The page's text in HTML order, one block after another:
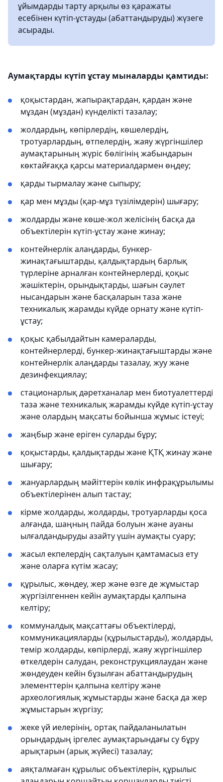
ұйымдарды тарту арқылы өз қаражаты
есебінен күтіп-ұстауды (абаттандыруды) жүзеге
асырады.
Аумақтарды күтіп ұстау мыналарды қамтиды:
қоқыстардан, жапырақтардан, қардан және
мұздан (мұздан) күнделікті тазалау;
жолдардың, көпірлердің, көшелердің,
тротуарлардың, өтпелердің, жаяу жүргіншілер
аумақтарының жүріс бөлігінің жабындарын
көктайғаққа қарсы материалдармен өңдеу;
қарды тырмалау және сыпыру;
қар мен мұзды (қар-мұз түзілімдерін) шығару;
жолдарды және көше-жол желісінің басқа да
объектілерін күтіп-ұстау және жинау;
контейнерлік алаңдарды, бункер-
жинақтағыштарды, қалдықтардың барлық
түрлеріне арналған контейнерлерді, қоқыс
жәшіктерін, орындықтарды, шағын сәулет
нысандарын және басқаларын таза және
техникалық жарамды күйде орнату және күтіп-
ұстау;
қоқыс қабылдайтын камераларды,
контейнерлерді, бункер-жинақтағыштарды және
контейнерлік алаңдарды тазалау, жуу және
дезинфекциялау;
стационарлық дәретханалар мен биотуалеттерді
таза және техникалық жарамды күйде күтіп-ұстау
және олардың мақсаты бойынша жұмыс істеуі;
жаңбыр және еріген суларды бұру;
қоқыстарды, қалдықтарды және ҚТҚ жинау және
шығару;
жануарлардың мәйіттерін көлік инфрақұрылымы
объектілерінен алып тастау;
кірме жолдарды, жолдарды, тротуарларды қоса
алғанда, шаңның пайда болуын және ауаны
ылғалдандыруды азайту үшін аумақты суару;
жасыл екпелердің сақталуын қамтамасыз ету
және оларға күтім жасау;
құрылыс, жөндеу, жер және өзге де жұмыстар
жүргізілгеннен кейін аумақтарды қалпына
келтіру;
коммуналдық мақсаттағы объектілерді,
коммуникацияларды (құрылыстарды), жолдарды,
темір жолдарды, көпірлерді, жаяу жүргіншілер
өткелдерін салудан, реконструкциялаудан және
жөндеуден кейін бұзылған абаттандырудың
элементтерін қалпына келтіру және
археологиялық жұмыстарды және басқа да жер
жұмыстарын жүргізу;
жеке үй иелерінің, ортақ пайдаланылатын
орындардың іргелес аумақтарындағы су бұру
арықтарын (арық жүйесі) тазалау;
аяқталмаған құрылыс объектілерін, құрылыс